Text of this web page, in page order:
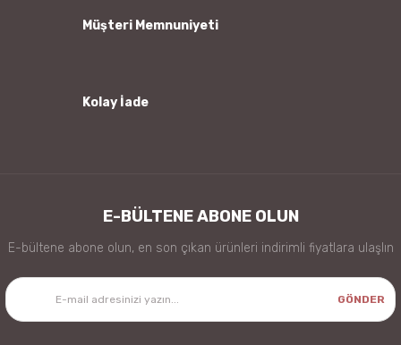
Müşteri Memnuniyeti
Kolay İade
E-BÜLTENE ABONE OLUN
E-bültene abone olun, en son çıkan ürünleri indirimli fiyatlara ulaşlın
GÖNDER